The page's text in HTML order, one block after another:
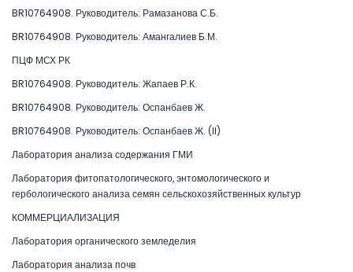
BR10764908. Руководитель: Рамазанова С.Б.
BR10764908. Руководитель: Амангалиев Б.М.
ПЦФ МСХ РК
BR10764908. Руководитель: Жапаев Р.К.
BR10764908. Руководитель: Оспанбаев Ж.
BR10764908. Руководитель: Оспанбаев Ж. (II)
Лаборатория анализа содержания ГМИ
Лаборатория фитопатологического, энтомологического и
гербологического анализа семян сельскохозяйственных культур
КОММЕРЦИАЛИЗАЦИЯ
Лаборатория органического земледелия
Лаборатория анализа почв